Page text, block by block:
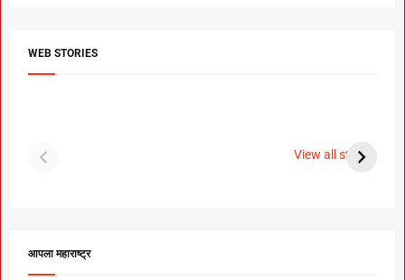
WEB STORIES
View all stories
पूजा सावंत ने गुपचूप
आपला महाराष्ट्र